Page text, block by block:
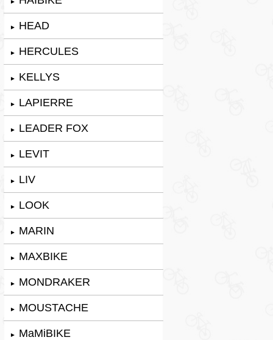
► HEAD
► HERCULES
► KELLYS
► LAPIERRE
► LEADER FOX
► LEVIT
► LIV
► LOOK
► MARIN
► MAXBIKE
► MONDRAKER
► MOUSTACHE
► MaMiBIKE